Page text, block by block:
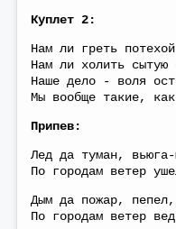
​Куплет 2:
Нам ли греть
Нам ли холить сытую
Наше дело - воля
Мы вообще такие,
Припев:
Лед да туман,
По городам ветер
Дым да пожар,
По городам ветер